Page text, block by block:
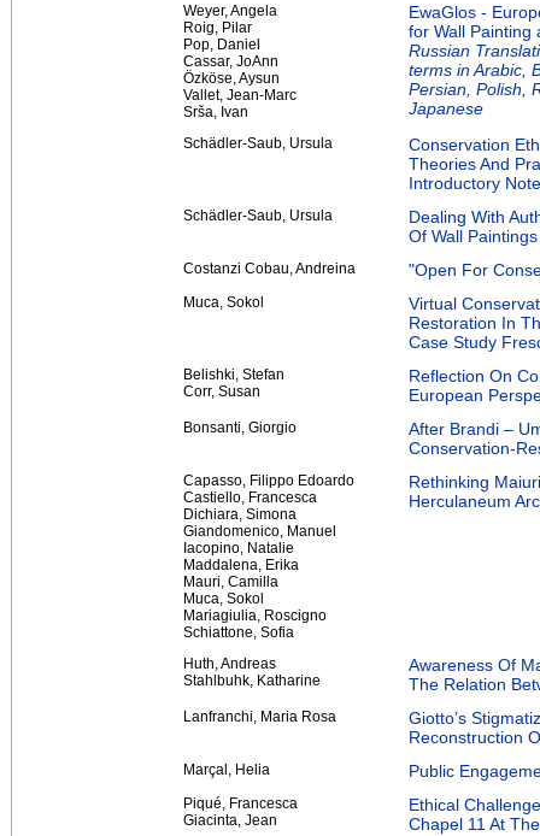
Weyer, Angela
Roig, Pilar
Pop, Daniel
Cassar, JoAnn
Özköse, Aysun
Vallet, Jean-Marc
Srša, Ivan
EwaGlos -
for Wall Painting
Russian
terms in Arabic,
Persian, Polish,
Japanese
Schädler-Saub, Ursula
Conservation
Theories And
Introductory
Schädler-Saub, Ursula
Dealing With
Of Wall
Costanzi Cobau, Andreina "Open For
Muca, Sokol
Virtual
Restoration In
Case Study
Belishki, Stefan
Corr, Susan
Reflection On
European
Bonsanti, Giorgio
After Brandi –
Conservation-
Capasso, Filippo Edoardo
Castiello, Francesca
Dichiara, Simona
Giandomenico, Manuel
Iacopino, Natalie
Maddalena, Erika
Mauri, Camilla
Muca, Sokol
Mariagiulia, Roscigno
Schiattone, Sofia
Rethinking
Herculaneum
Huth, Andreas
Stahlbuhk, Katharine
Awareness Of
The Relation
Lanfranchi, Maria Rosa
Giotto’s
Reconstruction
Marçal, Helia Public
Piqué, Francesca
Giacinta, Jean
Ethical
Chapel 11 At